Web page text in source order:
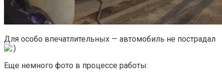
Для особо впечатлительных — автомобиль не пострадал
Еще немного фото в процессе работы: